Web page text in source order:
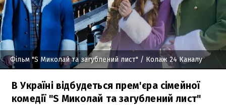
Фільм "S Миколай та загублений лист" / Колаж 24 Каналу
В Україні відбудеться прем'єра сімейної
комедії "S Миколай та загублений лист"